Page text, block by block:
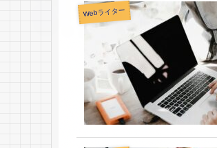
Webライター